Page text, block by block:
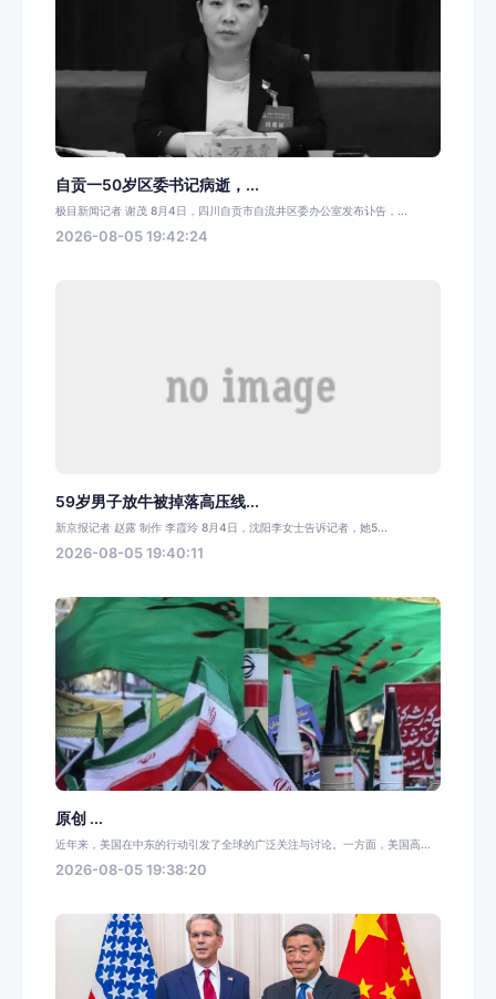
自贡一50岁区委书记病逝，...
极目新闻记者 谢茂 8月4日，四川自贡市自流井区委办公室发布讣告，...
2026-08-05 19:42:24
59岁男子放牛被掉落高压线...
新京报记者 赵露 制作 李霞玲 8月4日，沈阳李女士告诉记者，她5...
2026-08-05 19:40:11
原创 ...
近年来，美国在中东的行动引发了全球的广泛关注与讨论。一方面，美国高...
2026-08-05 19:38:20